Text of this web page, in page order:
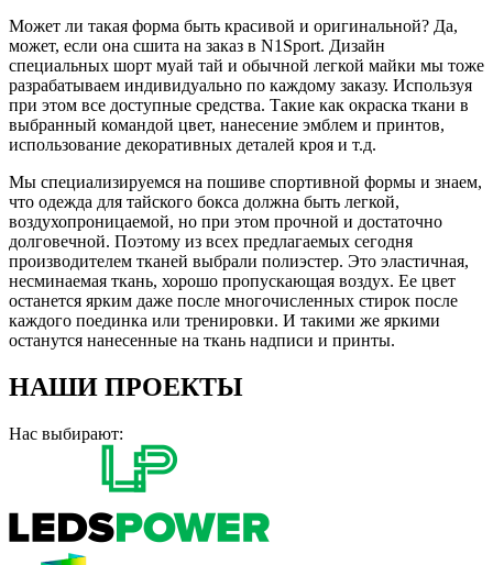
Может ли такая форма быть красивой и оригинальной? Да,
может, если она сшита на заказ в N1Sport. Дизайн
специальных шорт муай тай и обычной легкой майки мы тоже
разрабатываем индивидуально по каждому заказу. Используя
при этом все доступные средства. Такие как окраска ткани в
выбранный командой цвет, нанесение эмблем и принтов,
использование декоративных деталей кроя и т.д.
Мы специализируемся на пошиве спортивной формы и знаем,
что одежда для тайского бокса должна быть легкой,
воздухопроницаемой, но при этом прочной и достаточно
долговечной. Поэтому из всех предлагаемых сегодня
производителем тканей выбрали полиэстер. Это эластичная,
несминаемая ткань, хорошо пропускающая воздух. Ее цвет
останется ярким даже после многочисленных стирок после
каждого поединка или тренировки. И такими же яркими
останутся нанесенные на ткань надписи и принты.
НАШИ ПРОЕКТЫ
Нас выбирают: